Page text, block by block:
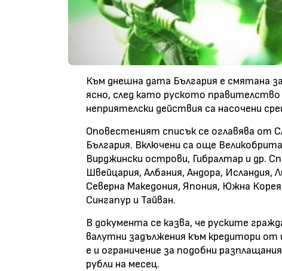
Към днешна дата България е смятана
ясно, след като руското
неприятелски действия са насочени
Оповестеният списък се оглавява от
България. Включени са още
Вирджински острови, Гибралтар и др.
Швейцария, Албания, Андора,
Северна Македония, Япония, Южна
Сингапур и Тайван.
В документа се казва, че руските
валутни задължения към кредитори
е и ограничение за подобни
рубли на месец.